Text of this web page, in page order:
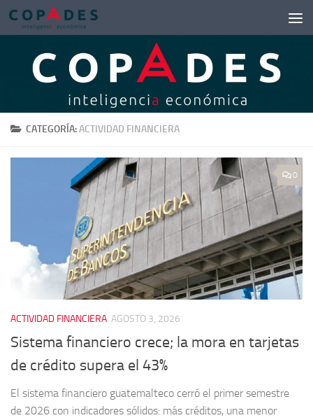
Saltar al contenido
CATEGORÍA:ACTIVIDAD FINANCIERA
0
ACTIVIDAD FINANCIERA AGOSTO 3, 2026
Sistema financiero crece; la mora en tarjetas
de crédito supera el 43%
El sistema financiero guatemalteco cerró el primer semestre
de 2026 con indicadores sólidos: más créditos, una menor